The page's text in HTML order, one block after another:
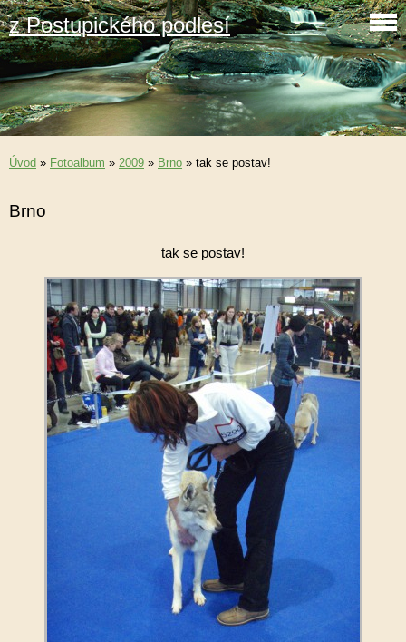
z Postupického podlesí
Úvod » Fotoalbum » 2009 » Brno » tak se postav!
Brno
tak se postav!